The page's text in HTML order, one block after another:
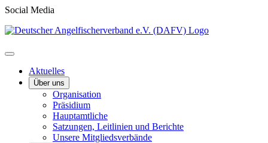
Social Media
Aktuelles
Über uns
Organisation
Präsidium
Hauptamtliche
Satzungen, Leitlinien und Berichte
Unsere Mitgliedsverbände